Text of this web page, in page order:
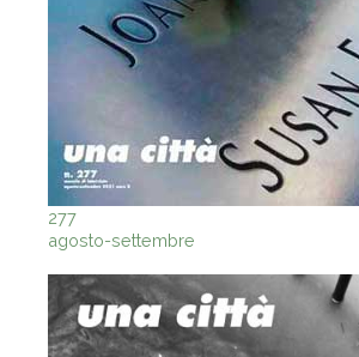
277
agosto-settembre